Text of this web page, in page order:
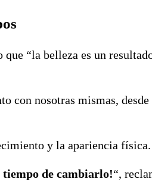
que “la belleza es un
con nosotras mismas,
y la apariencia física.
tiempo de cambiarlo!“,